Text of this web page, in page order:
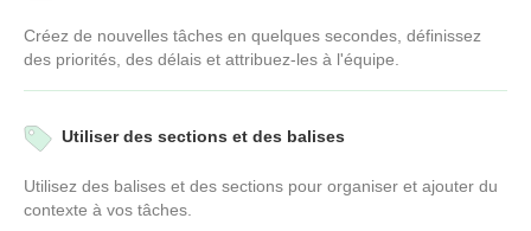
Créez de nouvelles tâches en quelques secondes, définissez
des priorités, des délais et attribuez-les à l'équipe.
Utiliser des sections et des balises
Utilisez des balises et des sections pour organiser et ajouter du
contexte à vos tâches.